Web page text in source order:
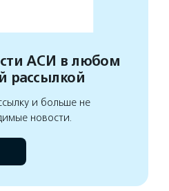
АСИ в любом
рассылкой
и больше не
новости.